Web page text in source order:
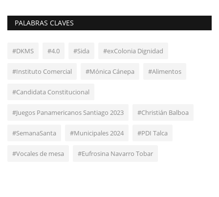
PALABRAS CLAVES
#DKMS #4.0 #Sida #exColonia Dignidad
#Instituto Comercial #Mónica Cánepa #Alimentos
#Candidata Constitucional
#Juegos Panamericanos Santiago 2023 #Christián Balboa
#SemanaSanta #Municipales 2024 #PDI Talca
#Vocales de mesa #Eufrosina Navarro Tobar